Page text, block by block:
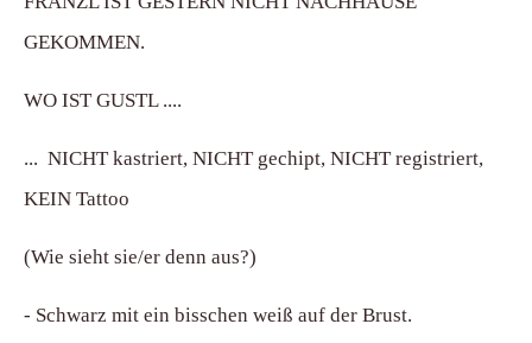
GEKOMMEN.
WO IST GUSTL ....
... NICHT kastriert, NICHT gechipt, NICHT registriert,
KEIN Tattoo
(Wie sieht sie/er denn aus?)
- Schwarz mit ein bisschen weiß auf der Brust.